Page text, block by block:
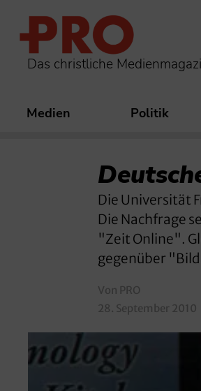
Das christliche
Medien Politik
Die Universität
Die Nachfrage
"Zeit Online".
gegenüber
Von PRO
28. September 2010